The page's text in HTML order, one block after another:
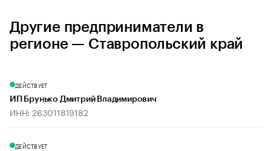
Другие предприниматели в
регионе — Ставропольский край
ДЕЙСТВУЕТ
ИП Брунько Дмитрий Владимирович
ИНН: 263011819182
ДЕЙСТВУЕТ